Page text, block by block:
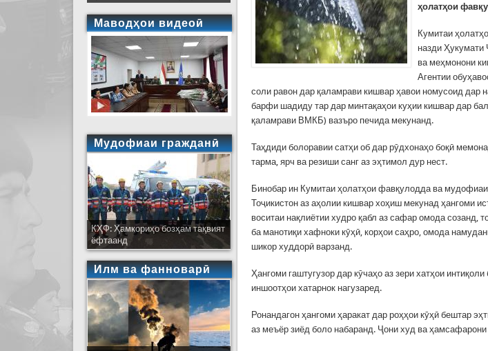
ҳолатҳои
Кумитаи
назди Ҳукумати
ва меҳмонони
Агентии
соли равон дар қаламрави кишвар ҳавои номусоид дар
барфи шадиду тар дар минтақаҳои куҳии кишвар дар
қаламрави ВМКБ) вазъро печида мекунанд.
Таҳдиди болоравии сатҳи об дар рӯдхонаҳо боқӣ
тарма, ярч ва резиши санг аз эҳтимол дур нест.
Бинобар ин Кумитаи ҳолатҳои фавқулодда ва
Тоҷикистон аз аҳолии кишвар хоҳиш мекунад ҳангоми
воситаи нақлиётии худро қабл аз сафар омода созанд,
ба манотиқи хафноки кӯҳӣ, корҳои саҳро, омода
шикор худдорӣ варзанд.
Ҳангоми гаштугузор дар кӯчаҳо аз зери хатҳои
иншоотҳои хатарнок нагузаред.
Ронандагон ҳангоми ҳаракат дар роҳҳои кӯҳӣ бештар
аз меъёр зиёд боло набаранд. Ҷони худ ва
Маводҳои видеоӣ
Мудофиаи гражданӣ
КҲФ: Ҳамкориҳо бозҳам тақвият
ёфтаанд
Илм ва фанноварӣ